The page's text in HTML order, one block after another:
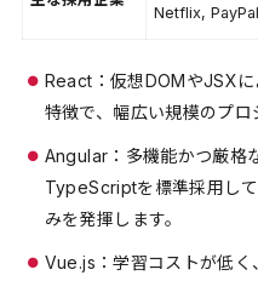
Netflix, PayPal
React：仮想DOMやJSX
特徴で、幅広い規模のプロ
Angular：多機能かつ厳格
TypeScriptを標準採用し
みを発揮します。
Vue.js：学習コストが低